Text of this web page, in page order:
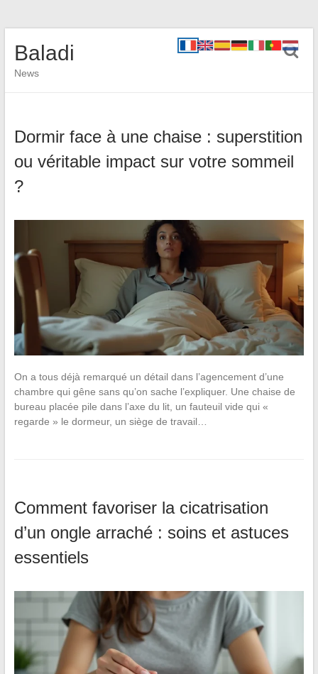
Baladi
News
Dormir face à une chaise : superstition
ou véritable impact sur votre sommeil
?
On a tous déjà remarqué un détail dans l’agencement d’une
chambre qui gêne sans qu’on sache l’expliquer. Une chaise de
bureau placée pile dans l’axe du lit, un fauteuil vide qui «
regarde » le dormeur, un siège de travail…
Comment favoriser la cicatrisation
d’un ongle arraché : soins et astuces
essentiels